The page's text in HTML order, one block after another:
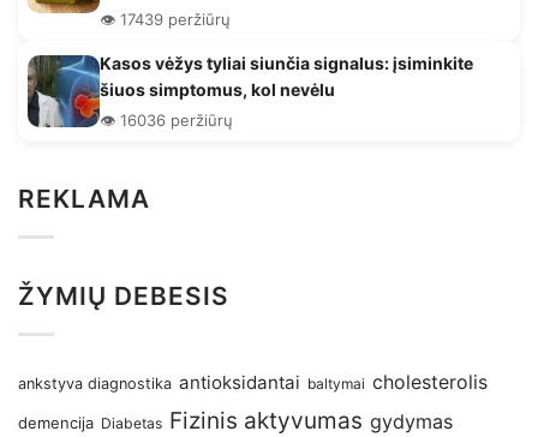
👁️ 17439 peržiūrų
Kasos vėžys tyliai siunčia signalus: įsiminkite
šiuos simptomus, kol nevėlu
👁️ 16036 peržiūrų
REKLAMA
ŽYMIŲ DEBESIS
ankstyva diagnostika antioksidantai baltymai cholesterolis
demencija Diabetas Fizinis aktyvumas gydymas